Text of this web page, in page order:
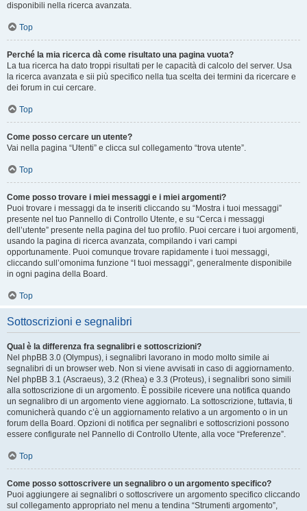
disponibili nella ricerca avanzata.
Top
Perché la mia ricerca dà come risultato una pagina vuota?
La tua ricerca ha dato troppi risultati per le capacità di calcolo del server. Usa
la ricerca avanzata e sii più specifico nella tua scelta dei termini da ricercare e
dei forum in cui cercare.
Top
Come posso cercare un utente?
Vai nella pagina “Utenti” e clicca sul collegamento “trova utente”.
Top
Come posso trovare i miei messaggi e i miei argomenti?
Puoi trovare i messaggi da te inseriti cliccando su “Mostra i tuoi messaggi”
presente nel tuo Pannello di Controllo Utente, e su “Cerca i messaggi
dell’utente” presente nella pagina del tuo profilo. Puoi cercare i tuoi argomenti,
usando la pagina di ricerca avanzata, compilando i vari campi
opportunamente. Puoi comunque trovare rapidamente i tuoi messaggi,
cliccando sull’omonima funzione “I tuoi messaggi”, generalmente disponibile
in ogni pagina della Board.
Top
Sottoscrizioni e segnalibri
Qual è la differenza fra segnalibri e sottoscrizioni?
Nel phpBB 3.0 (Olympus), i segnalibri lavorano in modo molto simile ai
segnalibri di un browser web. Non si viene avvisati in caso di aggiornamento.
Nel phpBB 3.1 (Ascraeus), 3.2 (Rhea) e 3.3 (Proteus), i segnalibri sono simili
alla sottoscrizione di un argomento. È possibile ricevere una notifica quando
un segnalibro di un argomento viene aggiornato. La sottoscrizione, tuttavia, ti
comunicherà quando c’è un aggiornamento relativo a un argomento o in un
forum della Board. Opzioni di notifica per segnalibri e sottoscrizioni possono
essere configurate nel Pannello di Controllo Utente, alla voce “Preferenze”.
Top
Come posso sottoscrivere un segnalibro o un argomento specifico?
Puoi aggiungere ai segnalibri o sottoscrivere un argomento specifico cliccando
sul collegamento appropriato nel menu a tendina “Strumenti argomento”,